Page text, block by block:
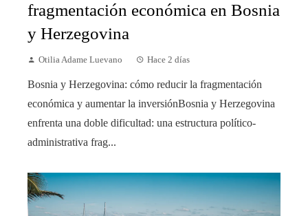
fragmentación económica en Bosnia
y Herzegovina
Otilia Adame Luevano Hace 2 días
Bosnia y Herzegovina: cómo reducir la fragmentación
económica y aumentar la inversiónBosnia y Herzegovina
enfrenta una doble dificultad: una estructura político-
administrativa frag...